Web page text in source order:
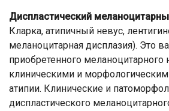
Диспластический
Кларка, атипичный невус,
меланоцитарная дисплазия). Это
приобретенного меланоцитарного
клиническими и
атипии. Клинические и
диспластического